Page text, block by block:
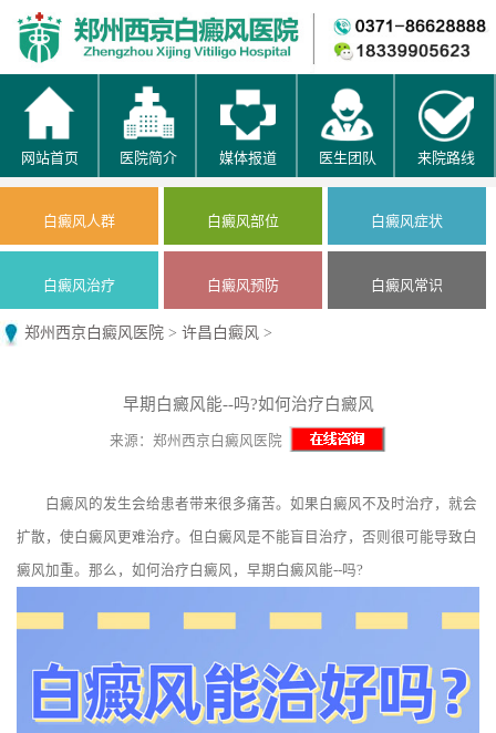
网站首页 医院简介 媒体报道 医生团队 来院路线
白癜风人群 白癜风部位 白癜风症状
白癜风治疗 白癜风预防 白癜风常识
郑州西京白癜风医院 > 许昌白癜风 >
早期白癜风能--吗?如何治疗白癜风
来源：郑州西京白癜风医院
白癜风的发生会给患者带来很多痛苦。如果白癜风不及时治疗，就会
扩散，使白癜风更难治疗。但白癜风是不能盲目治疗，否则很可能导致白
癜风加重。那么，如何治疗白癜风，早期白癜风能--吗?